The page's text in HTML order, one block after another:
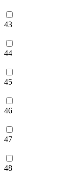
43
44
45
46
47
48